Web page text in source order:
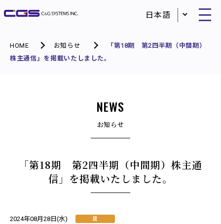
HOME お知らせ
「第18期 第2四半期（中間期）
株主通信」を掲載いたしました。
NEWS
お知らせ
「第18期 第2四半期（中間期）株主通
信」を掲載いたしました。
2024年08月28日(水) IR